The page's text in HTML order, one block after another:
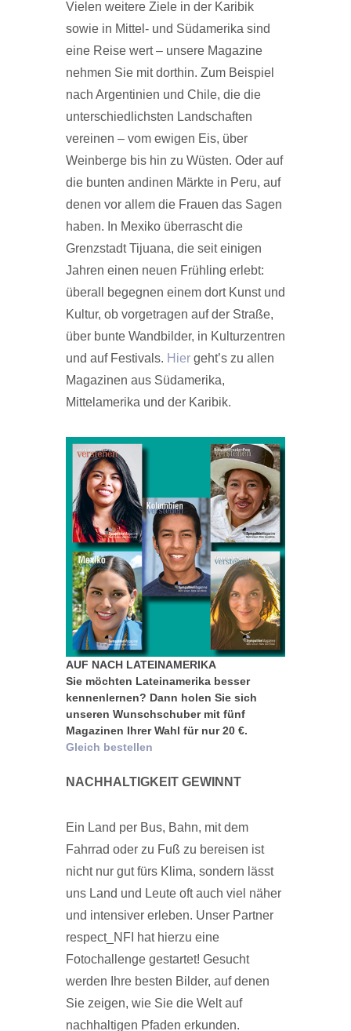
Vielen weitere Ziele in der Karibik
sowie in Mittel- und Südamerika sind
eine Reise wert – unsere Magazine
nehmen Sie mit dorthin. Zum Beispiel
nach Argentinien und Chile, die die
unterschiedlichsten Landschaften
vereinen – vom ewigen Eis, über
Weinberge bis hin zu Wüsten. Oder auf
die bunten andinen Märkte in Peru, auf
denen vor allem die Frauen das Sagen
haben. In Mexiko überrascht die
Grenzstadt Tijuana, die seit einigen
Jahren einen neuen Frühling erlebt:
überall begegnen einem dort Kunst und
Kultur, ob vorgetragen auf der Straße,
über bunte Wandbilder, in Kulturzentren
und auf Festivals. Hier geht’s zu allen
Magazinen aus Südamerika,
Mittelamerika und der Karibik.
AUF NACH LATEINAMERIKA
Sie möchten Lateinamerika besser
kennenlernen? Dann holen Sie sich
unseren Wunschschuber mit fünf
Magazinen Ihrer Wahl für nur 20 €.
Gleich bestellen
NACHHALTIGKEIT GEWINNT
Ein Land per Bus, Bahn, mit dem
Fahrrad oder zu Fuß zu bereisen ist
nicht nur gut fürs Klima, sondern lässt
uns Land und Leute oft auch viel näher
und intensiver erleben. Unser Partner
respect_NFI hat hierzu eine
Fotochallenge gestartet! Gesucht
werden Ihre besten Bilder, auf denen
Sie zeigen, wie Sie die Welt auf
nachhaltigen Pfaden erkunden.